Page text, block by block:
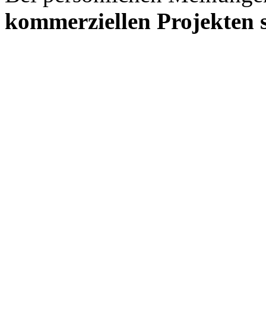
kommerziellen Projekten